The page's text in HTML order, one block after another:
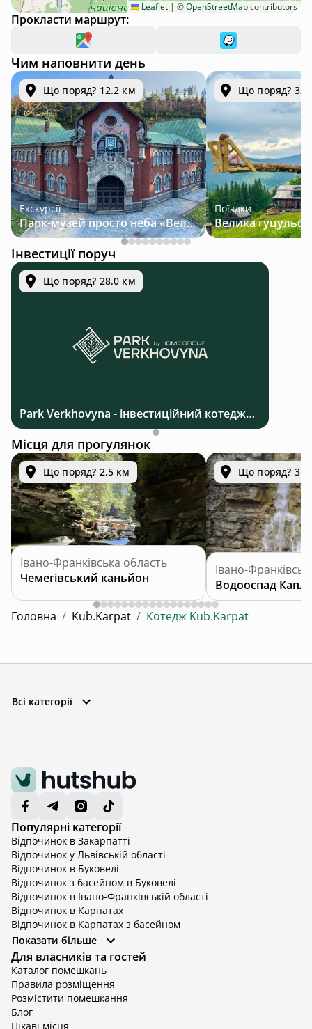
Leaflet | ©OpenStreetMapcontributors
Прокласти маршрут:
Чим наповнити день
Що поряд? 12.2 км
Екскурсії
Парк-музей просто неба «Велична Україна»
Що поряд?
Поїздки
Інвестиції поруч
Що поряд? 28.0 км
Park Verkhovyna - інвестиційний котеджний комплекс біля Верховини в Карпатах
Місця для прогулянок
Що поряд? 2.5 км
Івано-Франківська область
Чемегівський каньйон
Що поряд? 3.1
Івано-
Водооспад
Головна / Kub.Karpat / Котедж Kub.Karpat
Всі категорії
Популярні категорії
Відпочинок в Закарпатті
Відпочинок у Львівській області
Відпочинок в Буковелі
Відпочинок з басейном в Буковелі
Відпочинок в Івано-Франківській області
Відпочинок в Карпатах
Відпочинок в Карпатах з басейном
Відпочинок в Київській області
Відпочинок в Київській області з басейном
Відпочинок в Тернопільській області
Відпочинок у Вінницькій області
Відпочинок в Яремче
Відпочинок у Львівській області з басейном
Відпочинок з басейном в Тернопільській області
Показати більше
Для власників та гостей
Каталог помешкань
Правила розміщення
Розмістити помешкання
Блог
Цікаві місця